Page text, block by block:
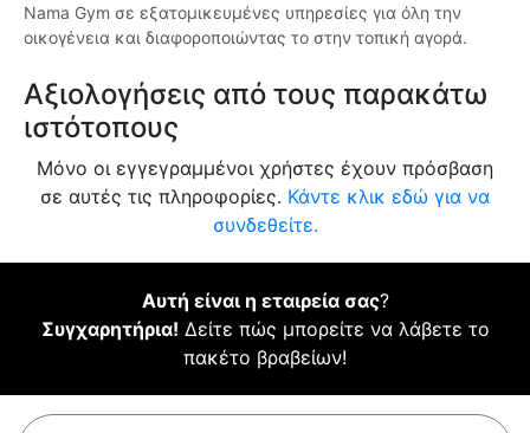
Nama Gym σε εξατομικευμένες υπηρεσίες για όλη την
οικογένεια και διαφοροποιώντας το στην τοπική αγορά.
Αξιολογήσεις από τους παρακάτω
ιστότοπους
Μόνο οι εγγεγραμμένοι χρήστες έχουν πρόσβαση
σε αυτές τις πληροφορίες. Κάντε κλικ εδώ για να
συνδεθείτε.
Αυτή είναι η εταιρεία σας?
Συγχαρητήρια! Δείτε πώς μπορείτε να λάβετε το
πακέτο βραβείων!